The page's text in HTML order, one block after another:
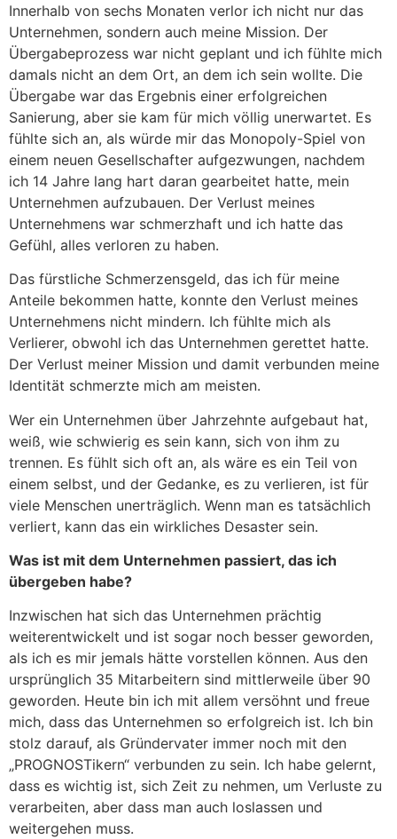
Innerhalb von sechs Monaten verlor ich nicht nur das
Unternehmen, sondern auch meine Mission. Der
Übergabeprozess war nicht geplant und ich fühlte mich
damals nicht an dem Ort, an dem ich sein wollte. Die
Übergabe war das Ergebnis einer erfolgreichen
Sanierung, aber sie kam für mich völlig unerwartet. Es
fühlte sich an, als würde mir das Monopoly-Spiel von
einem neuen Gesellschafter aufgezwungen, nachdem
ich 14 Jahre lang hart daran gearbeitet hatte, mein
Unternehmen aufzubauen. Der Verlust meines
Unternehmens war schmerzhaft und ich hatte das
Gefühl, alles verloren zu haben.
Das fürstliche Schmerzensgeld, das ich für meine
Anteile bekommen hatte, konnte den Verlust meines
Unternehmens nicht mindern. Ich fühlte mich als
Verlierer, obwohl ich das Unternehmen gerettet hatte.
Der Verlust meiner Mission und damit verbunden meine
Identität schmerzte mich am meisten.
Wer ein Unternehmen über Jahrzehnte aufgebaut hat,
weiß, wie schwierig es sein kann, sich von ihm zu
trennen. Es fühlt sich oft an, als wäre es ein Teil von
einem selbst, und der Gedanke, es zu verlieren, ist für
viele Menschen unerträglich. Wenn man es tatsächlich
verliert, kann das ein wirkliches Desaster sein.
Was ist mit dem Unternehmen passiert, das ich
übergeben habe?
Inzwischen hat sich das Unternehmen prächtig
weiterentwickelt und ist sogar noch besser geworden,
als ich es mir jemals hätte vorstellen können. Aus den
ursprünglich 35 Mitarbeitern sind mittlerweile über 90
geworden. Heute bin ich mit allem versöhnt und freue
mich, dass das Unternehmen so erfolgreich ist. Ich bin
stolz darauf, als Gründervater immer noch mit den
„PROGNOSTikern“ verbunden zu sein. Ich habe gelernt,
dass es wichtig ist, sich Zeit zu nehmen, um Verluste zu
verarbeiten, aber dass man auch loslassen und
weitergehen muss.